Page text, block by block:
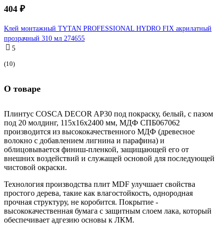
404 ₽
Клей монтажный TYTAN PROFESSIONAL HYDRO FIX акрилатный
прозрачный 310 мл 274655
5
(10)
О товаре
Плинтус COSCA DECOR AP30 под покраску, белый, с пазом
под 20 молдинг, 115x16x2400 мм, МДФ СПБ067062
производится из высококачественного МДФ (древесное
волокно с добавлением лигнина и парафина) и
облицовывается финиш-пленкой, защищающей его от
внешних воздействий и служащей основой для последующей
чистовой окраски.
Технология производства плит MDF улучшает свойства
простого дерева, такие как влагостойкость, однородная
прочная структуру, не коробится. Покрытие -
высококачественная бумага с защитным слоем лака, который
обеспечивает адгезию основы к ЛКМ.